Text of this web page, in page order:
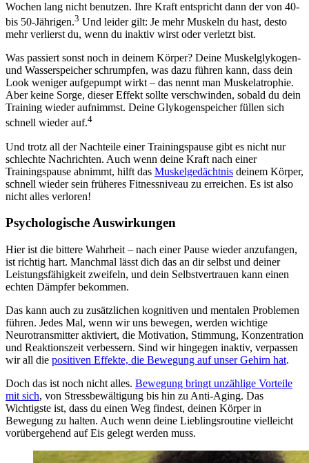
Wochen lang nicht benutzen. Ihre Kraft entspricht dann der von 40-
bis 50-Jährigen.3 Und leider gilt: Je mehr Muskeln du hast, desto
mehr verlierst du, wenn du inaktiv wirst oder verletzt bist.
Was passiert sonst noch in deinem Körper? Deine Muskelglykogen-
und Wasserspeicher schrumpfen, was dazu führen kann, dass dein
Look weniger aufgepumpt wirkt – das nennt man Muskelatrophie.
Aber keine Sorge, dieser Effekt sollte verschwinden, sobald du dein
Training wieder aufnimmst. Deine Glykogenspeicher füllen sich
schnell wieder auf.4
Und trotz all der Nachteile einer Trainingspause gibt es nicht nur
schlechte Nachrichten. Auch wenn deine Kraft nach einer
Trainingspause abnimmt, hilft das Muskelgedächtnis deinem Körper,
schnell wieder sein früheres Fitnessniveau zu erreichen. Es ist also
nicht alles verloren!
Psychologische Auswirkungen
Hier ist die bittere Wahrheit – nach einer Pause wieder anzufangen,
ist richtig hart. Manchmal lässt dich das an dir selbst und deiner
Leistungsfähigkeit zweifeln, und dein Selbstvertrauen kann einen
echten Dämpfer bekommen.
Das kann auch zu zusätzlichen kognitiven und mentalen Problemen
führen. Jedes Mal, wenn wir uns bewegen, werden wichtige
Neurotransmitter aktiviert, die Motivation, Stimmung, Konzentration
und Reaktionszeit verbessern. Sind wir hingegen inaktiv, verpassen
wir all die positiven Effekte, die Bewegung auf unser Gehirn hat.
Doch das ist noch nicht alles. Bewegung bringt unzählige Vorteile
mit sich, von Stressbewältigung bis hin zu Anti-Aging. Das
Wichtigste ist, dass du einen Weg findest, deinen Körper in
Bewegung zu halten. Auch wenn deine Lieblingsroutine vielleicht
vorübergehend auf Eis gelegt werden muss.